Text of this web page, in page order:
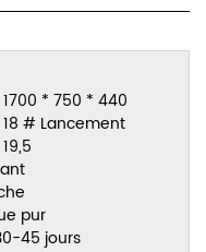
* 750 * 440
# Lancement
pur
45 jours